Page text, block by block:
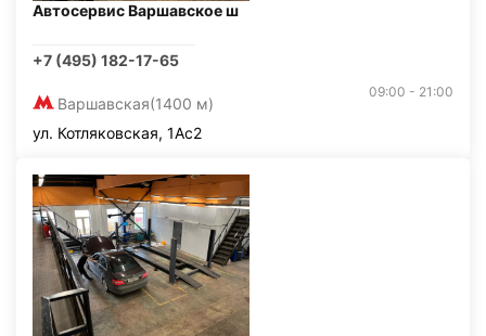
Автосервис Варшавское ш
+7 (495) 182-17-65
Варшавская(1400 м)
09:00 - 21:00
ул. Котляковская, 1Ас2